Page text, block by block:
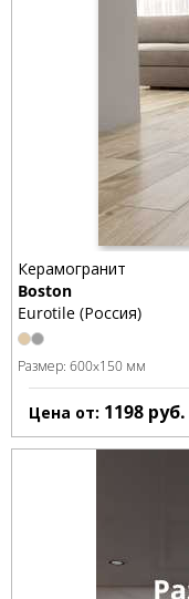
Керамогранит
Boston
Eurotile (Россия)
Размер: 600x150 мм
Цена от: 1198 руб.